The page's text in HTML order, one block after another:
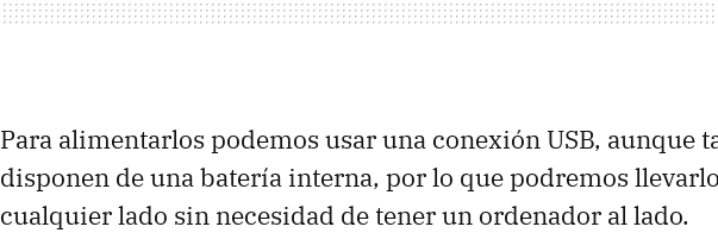
Para alimentarlos podemos usar una conexión USB, aunque
disponen de una batería interna, por lo que podremos
cualquier lado sin necesidad de tener un ordenador al lado.